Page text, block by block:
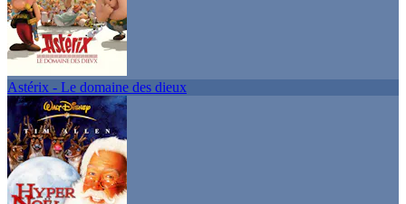
Astérix - Le domaine des dieux